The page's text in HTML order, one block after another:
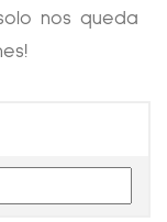
nos queda